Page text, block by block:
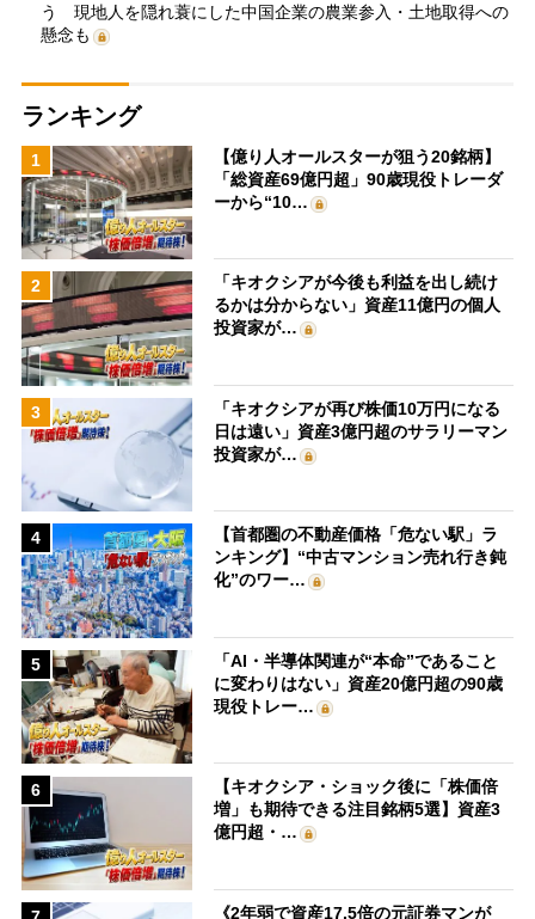
う 現地人を隠れ蓑にした中国企業の農業参入・土地取得への
懸念も
ランキング
1
【億り人オールスターが狙う20銘柄】
「総資産69億円超」90歳現役トレーダ
ーから“10…
2
「キオクシアが今後も利益を出し続け
るかは分からない」資産11億円の個人
投資家が…
3
「キオクシアが再び株価10万円になる
日は遠い」資産3億円超のサラリーマン
投資家が…
4
【首都圏の不動産価格「危ない駅」ラ
ンキング】“中古マンション売れ行き鈍
化”のワー…
5
「AI・半導体関連が“本命”であること
に変わりはない」資産20億円超の90歳
現役トレー…
6
【キオクシア・ショック後に「株価倍
増」も期待できる注目銘柄5選】資産3
億円超・…
《2年弱で資産17.5倍の元証券マンが